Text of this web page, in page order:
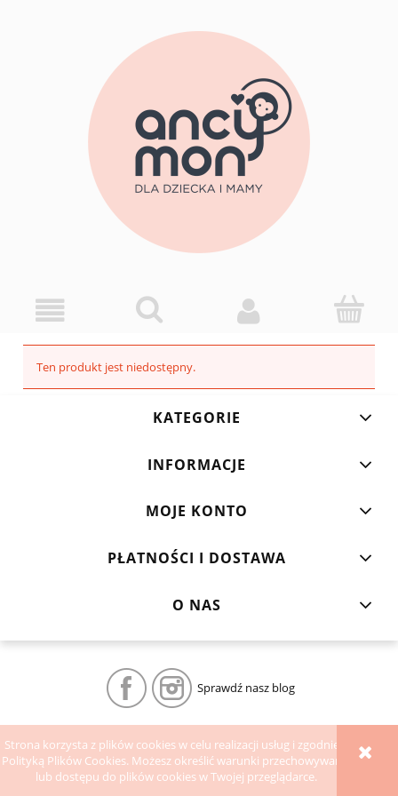
Strona korzysta z plików cookies w celu realizacji usług i zgodnie z
Polityką Plików Cookies. Możesz określić warunki przechowywania
lub dostępu do plików cookies w Twojej przeglądarce.
Ten produkt jest niedostępny.
KATEGORIE
INFORMACJE
MOJE KONTO
PŁATNOŚCI I DOSTAWA
O NAS
Sprawdź nasz blog
POKAŻ PEŁNĄ WERSJĘ STRONY
Sklep internetowy Shoper.pl